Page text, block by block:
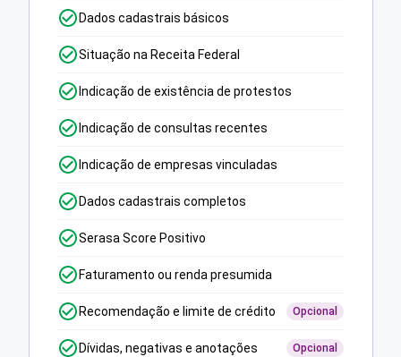
Dados cadastrais básicos
Situação na Receita Federal
Indicação de existência de protestos
Indicação de consultas recentes
Indicação de empresas vinculadas
Dados cadastrais completos
Serasa Score Positivo
Faturamento ou renda presumida
Recomendação e limite de crédito Opcional
Dívidas, negativas e anotações Opcional